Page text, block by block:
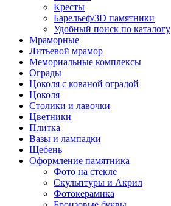
Кресты
Барельеф/3D памятники
Удобный поиск по каталогу
Мраморные
Литьевой мрамор
Мемориальные комплексы
Ограды
Цоколя с кованой оградой
Цоколя
Столики и лавочки
Цветники
Плитка
Вазы и лампадки
Щебень
Оформление памятника
Фото на стекле
Скульптуры и Акрил
Фотокерамика